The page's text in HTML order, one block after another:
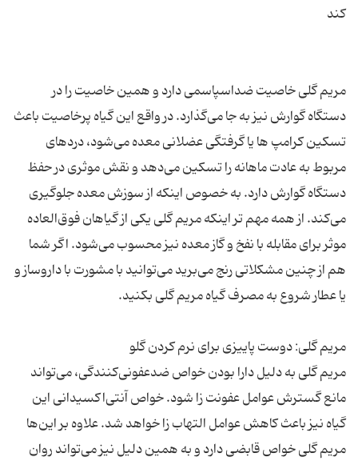
مریم گلی خاصیت ضداسپاسمی دارد و همین خاصیت را در
دستگاه گوارش نیز به جا می‌گذارد. در واقع این گیاه پرخاصیت باعث
تسکین کرامپ ها یا گرفتگی عضلانی معده می‌شود، دردهای
مربوط به عادت ماهانه را تسکین می‌دهد و نقش موثری در حفظ
دستگاه گوارش دارد. به خصوص اینکه از سوزش معده جلوگیری
می‌کند. از همه مهم تر اینکه مریم گلی یکی از گیاهان فوق‌العاده
موثر برای مقابله با نفخ و گاز معده نیز محسوب می‌شود. اگر شما
هم از چنین مشکلاتی رنج می‌برید می‌توانید با مشورت با داروساز و
مریم گلی به دلیل دارا بودن خواص ضدعفونی‌کنندگی، می‌تواند
مانع گسترش عوامل عفونت زا شود. خواص آنتی‌اکسیدانی این
گیاه نیز باعث کاهش عوامل التهاب زا خواهد شد. علاوه بر این‌ها
مریم گلی خواص قابضی دارد و به همین دلیل نیز می‌تواند روان